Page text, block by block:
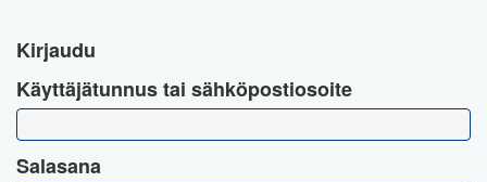
Kirjaudu
Käyttäjätunnus tai sähköpostiosoite
Salasana